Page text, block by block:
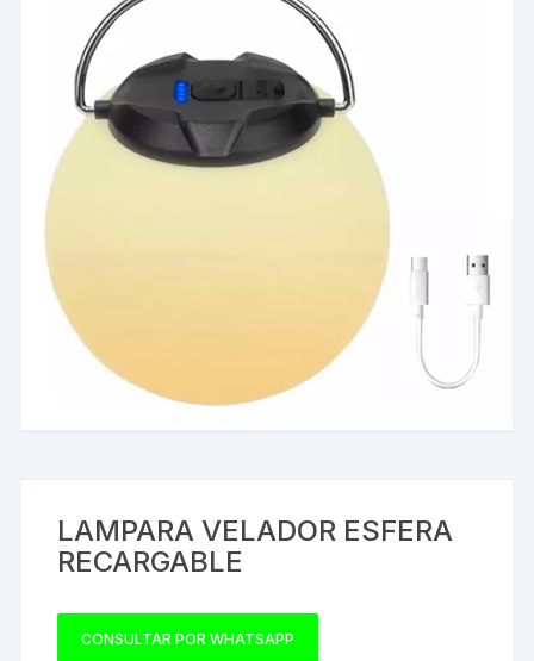
LAMPARA VELADOR ESFERA
RECARGABLE
CONSULTAR POR WHATSAPP